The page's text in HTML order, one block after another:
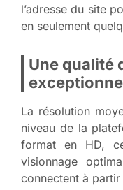
l’adresse du site
en seulement
Une qualité
La résolution
niveau de la
format en HD,
visionnage
connectent à partir